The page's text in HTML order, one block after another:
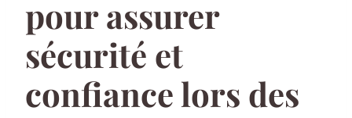
pour assurer
sécurité et
confiance lors des